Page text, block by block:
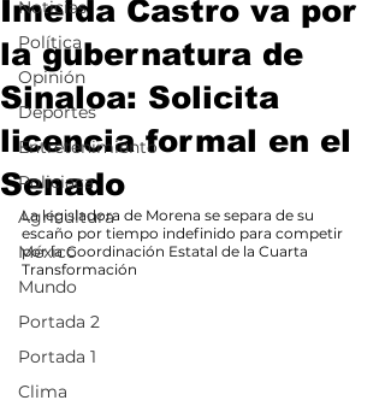
Noticias
Política
Opinión
Deportes
Entretenimiento
Policiaca
Agricultura
México
Mundo
Portada 2
Portada 1
Clima
Imelda Castro va por
la gubernatura de
Sinaloa: Solicita
licencia formal en el
Senado
La legisladora de Morena se separa de su
escaño por tiempo indefinido para competir
por la Coordinación Estatal de la Cuarta
Transformación